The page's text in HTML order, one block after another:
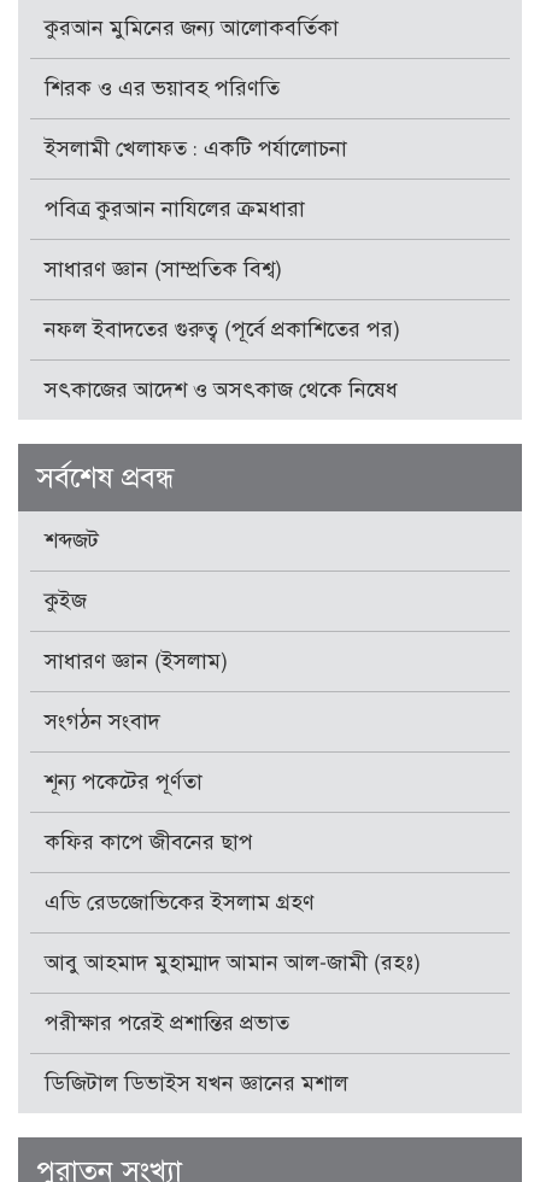
কুরআন মুমিনের জন্য আলোকবর্তিকা
শিরক ও এর ভয়াবহ পরিণতি
ইসলামী খেলাফত : একটি পর্যালোচনা
পবিত্র কুরআন নাযিলের ক্রমধারা
সাধারণ জ্ঞান (সাম্প্রতিক বিশ্ব)
নফল ইবাদতের গুরুত্ব (পূর্বে প্রকাশিতের পর)
সৎকাজের আদেশ ও অসৎকাজ থেকে নিষেধ
সর্বশেষ প্রবন্ধ
শব্দজট
কুইজ
সাধারণ জ্ঞান (ইসলাম)
সংগঠন সংবাদ
শূন্য পকেটের পূর্ণতা
কফির কাপে জীবনের ছাপ
এডি রেডজোভিকের ইসলাম গ্রহণ
আবু আহমাদ মুহাম্মাদ আমান আল-জামী (রহঃ)
পরীক্ষার পরেই প্রশান্তির প্রভাত
ডিজিটাল ডিভাইস যখন জ্ঞানের মশাল
পুরাতন সংখ্যা